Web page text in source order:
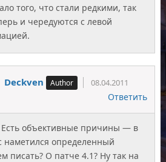
того, что стали редкими, так
и чередуются с левой
Deckven 08.04.2011
Ответить
Есть объективные причины — в
наметился определенный
писать? О патче 4.1? Ну так на